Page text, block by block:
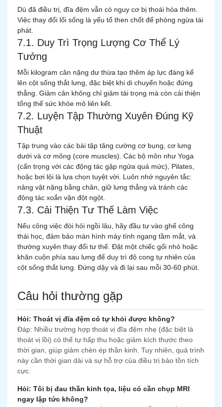
Dù đã điều trị, đĩa đệm vẫn có nguy cơ bị thoái hóa thêm.
Việc thay đổi lối sống là yếu tố then chốt để phòng ngừa tái
phát.
7.1. Duy Trì Trọng Lượng Cơ Thể Lý
Tưởng
Mỗi kilogram cân nặng dư thừa tạo thêm áp lực đáng kể
lên cột sống thắt lưng, đặc biệt khi di chuyển hoặc đứng
thẳng. Giảm cân không chỉ giảm tải trọng mà còn cải thiện
tổng thể sức khỏe mô liên kết.
7.2. Luyện Tập Thường Xuyên Đúng Kỹ
Thuật
Tập trung vào các bài tập tăng cường cơ bụng, cơ lưng
dưới và cơ mông (core muscles). Các bộ môn như Yoga
(cẩn trọng với các động tác gập ngửa quá mức), Pilates,
hoặc bơi lội là lựa chọn tuyệt vời. Luôn nhớ nguyên tắc:
nâng vật nặng bằng chân, giữ lưng thẳng và tránh các
động tác xoắn vặn đột ngột.
7.3. Cải Thiện Tư Thế Làm Việc
Nếu công việc đòi hỏi ngồi lâu, hãy đầu tư vào ghế công
thái học, đảm bảo màn hình máy tính ngang tầm mắt, và
thường xuyên thay đổi tư thế. Đặt một chiếc gối nhỏ hoặc
khăn cuộn phía sau lưng để duy trì độ cong tự nhiên của
cột sống thắt lưng. Đứng dậy và đi lại sau mỗi 30-60 phút.
Câu hỏi thường gặp
Hỏi: Thoát vị đĩa đệm có tự khỏi được không?
Đáp: Nhiều trường hợp thoát vị đĩa đệm nhẹ (đặc biệt là
thoát vị lồi) có thể tự hấp thu hoặc giảm kích thước theo
thời gian, giúp giảm chèn ép thần kinh. Tuy nhiên, quá trình
này cần thời gian dài và sự hỗ trợ của điều trị bảo tồn tích
cực.
Hỏi: Tôi bị đau thần kinh tọa, liệu có cần chụp MRI
ngay lập tức không?